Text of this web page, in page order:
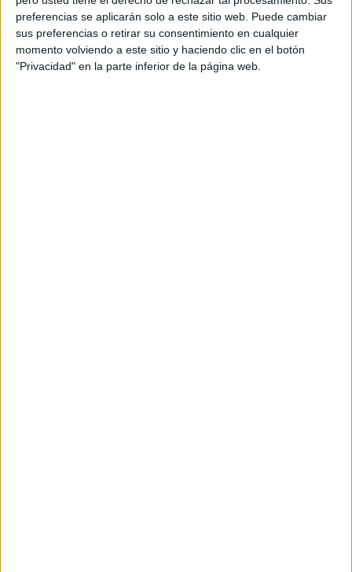
preferencias se aplicarán solo a este sitio web. Puede cambiar
sus preferencias o retirar su consentimiento en cualquier
momento volviendo a este sitio y haciendo clic en el botón
"Privacidad" en la parte inferior de la página web.
género y juventud.
No solo se trata de “la adquisición de contenidos
procedimentales que suponen la mejora en la formación y